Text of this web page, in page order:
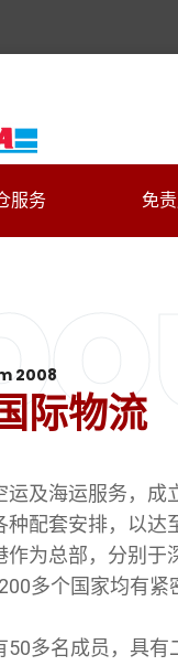
服务 免
2008
际物流
运及海运服务，
配套安排，以达
作为总部，分别
多个国家均有
50多名成员，具